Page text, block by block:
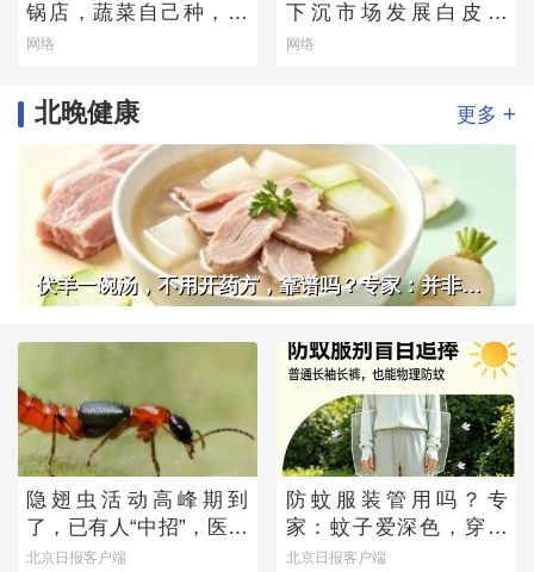
锅店，蔬菜自己种，羊
肉从盐池拉，毛肚当天
网络
下沉市场发展白皮书
——老北京味道的县域
网络
北晚健康 更多 +
伏羊一碗汤，不用开药方，靠谱吗？专家：并非人人适用
隐翅虫活动高峰期到
了，已有人“中招”，医生
提醒——
北京日报客户端
防蚊服装管用吗？专
家：蚊子爱深色，穿浅
色衣服不易招蚊子
北京日报客户端